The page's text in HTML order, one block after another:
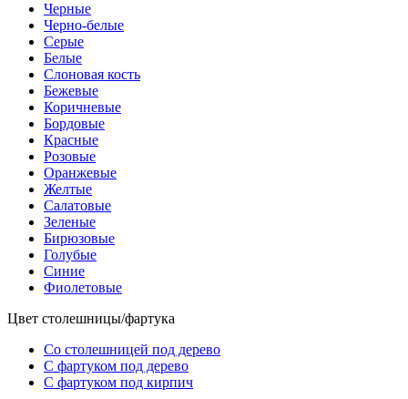
Черные
Черно-белые
Серые
Белые
Слоновая кость
Бежевые
Коричневые
Бордовые
Красные
Розовые
Оранжевые
Желтые
Салатовые
Зеленые
Бирюзовые
Голубые
Синие
Фиолетовые
Цвет столешницы/фартука
Со столешницей под дерево
С фартуком под дерево
С фартуком под кирпич